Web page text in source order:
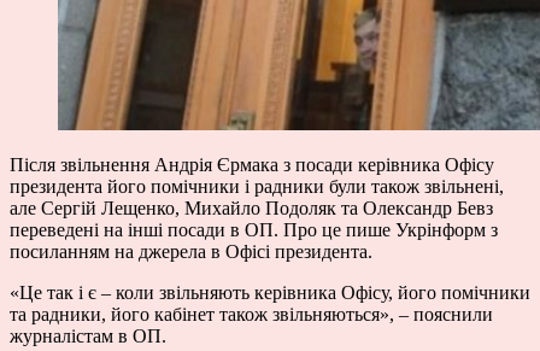
Після звільнення Андрія Єрмака з посади керівника Офісу
президента його помічники і радники були також звільнені,
але Сергій Лещенко, Михайло Подоляк та Олександр Бевз
переведені на інші посади в ОП. Про це пише Укрінформ з
посиланням на джерела в Офісі президента.
«Це так і є – коли звільняють керівника Офісу, його помічники
та радники, його кабінет також звільняються», – пояснили
журналістам в ОП.